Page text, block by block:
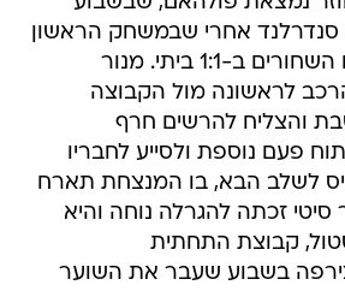
אחרי שבמשחק הראשון
ונפרדה מהחתולים השחורים ב-1:1 ביתי. מנור
לראשונה מול הקבוצה
והצליח להרשים חרף
פעם נוספת ולסייע לחבריו
לשלב הבא, בו המנצחת תארח
זכתה להגרלה נוחה והיא
קבוצת התחתית
בשבוע שעבר את השוער